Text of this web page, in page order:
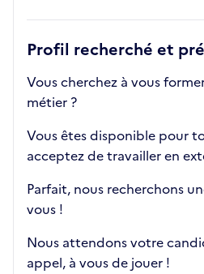
Profil recherché et
Vous cherchez à vous
métier ?
Vous êtes disponible pour
acceptez de travailler en
Parfait, nous recherchons
vous !
Nous attendons votre
appel, à vous de jouer !